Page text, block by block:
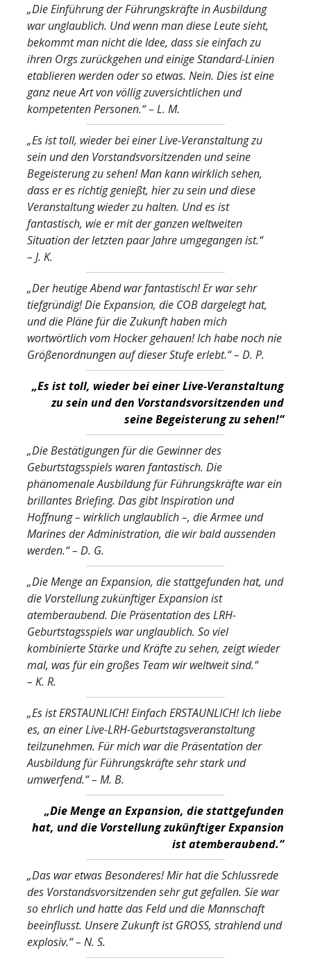
„Die Einführung der Führungskräfte in Ausbildung
war unglaublich. Und wenn man diese Leute sieht,
bekommt man nicht die Idee, dass sie einfach zu
ihren Orgs zurückgehen und einige Standard-Linien
etablieren werden oder so etwas. Nein. Dies ist eine
ganz neue Art von völlig zuversichtlichen und
kompetenten Personen.“– L. M.
„Es ist toll, wieder bei einer Live-Veranstaltung zu
sein und den Vorstandsvorsitzenden und seine
Begeisterung zu sehen! Man kann wirklich sehen,
dass er es richtig genießt, hier zu sein und diese
Veranstaltung wieder zu halten. Und es ist
fantastisch, wie er mit der ganzen weltweiten
Situation der letzten paar Jahre umgegangen ist.“
– J. K.
„Der heutige Abend war fantastisch! Er war sehr
tiefgründig! Die Expansion, die COB dargelegt hat,
und die Pläne für die Zukunft haben mich
wortwörtlich vom Hocker gehauen! Ich habe noch nie
Größenordnungen auf dieser Stufe erlebt.“– D. P.
„Es ist toll, wieder bei einer Live-Veranstaltung
zu sein und den Vorstandsvorsitzenden und
seine Begeisterung zu sehen!“
„Die Bestätigungen für die Gewinner des
Geburtstagsspiels waren fantastisch. Die
phänomenale Ausbildung für Führungskräfte war ein
brillantes Briefing. Das gibt Inspiration und
Hoffnung – wirklich unglaublich –, die Armee und
Marines der Administration, die wir bald aussenden
werden.“– D. G.
„Die Menge an Expansion, die stattgefunden hat, und
die Vorstellung zukünftiger Expansion ist
atemberaubend. Die Präsentation des LRH-
Geburtstagsspiels war unglaublich. So viel
kombinierte Stärke und Kräfte zu sehen, zeigt wieder
mal, was für ein großes Team wir weltweit sind.“
– K. R.
„Es ist ERSTAUNLICH! Einfach ERSTAUNLICH! Ich liebe
es, an einer Live-LRH-Geburtstagsveranstaltung
teilzunehmen. Für mich war die Präsentation der
Ausbildung für Führungskräfte sehr stark und
umwerfend.“– M. B.
„Die Menge an Expansion, die stattgefunden
hat, und die Vorstellung zukünftiger Expansion
ist atemberaubend.“
„Das war etwas Besonderes! Mir hat die Schlussrede
des Vorstandsvorsitzenden sehr gut gefallen. Sie war
so ehrlich und hatte das Feld und die Mannschaft
beeinflusst. Unsere Zukunft ist GROSS, strahlend und
explosiv.“– N. S.